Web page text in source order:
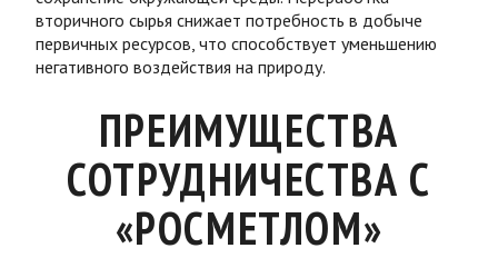
вторичного сырья снижает потребность в добыче
первичных ресурсов, что способствует уменьшению
негативного воздействия на природу.
ПРЕИМУЩЕСТВА
СОТРУДНИЧЕСТВА С
«РОСМЕТЛОМ»